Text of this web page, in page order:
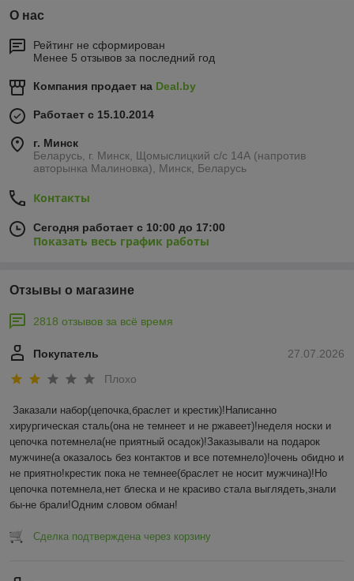
О нас
Рейтинг не сформирован
Менее 5 отзывов за последний год
Компания продает на Deal.by
Работает с 15.10.2014
г. Минск
Беларусь, г. Минск, Щомыслицкий с/с 14А (напротив
авторынка Малиновка), Минск, Беларусь
Контакты
Сегодня работает с 10:00 до 17:00
Показать весь график работы
Отзывы о магазине
2818 отзывов за всё время
27.07.2026
Покупатель
Плохо
Заказали набор(цепочка,браслет и крестик)!Написанно
хирургическая сталь(она не темнеет и не ржавеет)!неделя носки и
цепочка потемнела(не приятный осадок)!Заказывали на подарок
мужчине(а оказалось без контактов и все потемнело)!очень обидно и
не приятно!крестик пока не темнее(браслет не носит мужчина)!Но
цепочка потемнела,нет блеска и не красиво стала выглядеть,знали
бы-не брали!Одним словом обман!
Сделка подтверждена через корзину